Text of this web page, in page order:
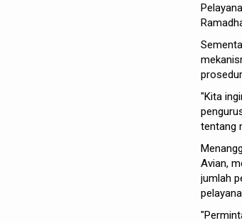
"Kita
tentang
Avian,
jumlah